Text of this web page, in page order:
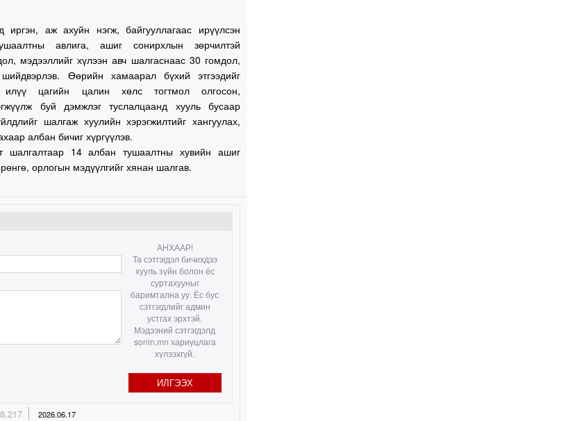
иргэн, аж ахуйн нэгж, байгууллагаас ирүүлсэн
авлига, ашиг сонирхлын зөрчилтэй
мэдээллийг хүлээн авч шалгаснаас 30 гомдол,
Өөрийн хамаарал бүхий этгээдийг
цагийн цалин хөлс тогтмол олгосон,
буй дэмжлэг туслалцаанд хууль бусаар
шалгаж хуулийн хэрэгжилтийг хангуулах,
албан бичиг хүргүүлэв.
шалгалтаар 14 албан тушаалтны хувийн ашиг
орлогын мэдүүлгийг хянан шалгав.
АНХААР!
Та сэтгэгдэл бичихдээ
хууль зүйн болон ёс
суртахууныг
баримтална уу. Ёс бус
сэтгэгдлийг админ
устгах эрхтэй.
Мэдээний сэтгэгдэлд
sonin.mn хариуцлага
хүлээхгүй.
ИЛГЭЭХ
2026.06.17